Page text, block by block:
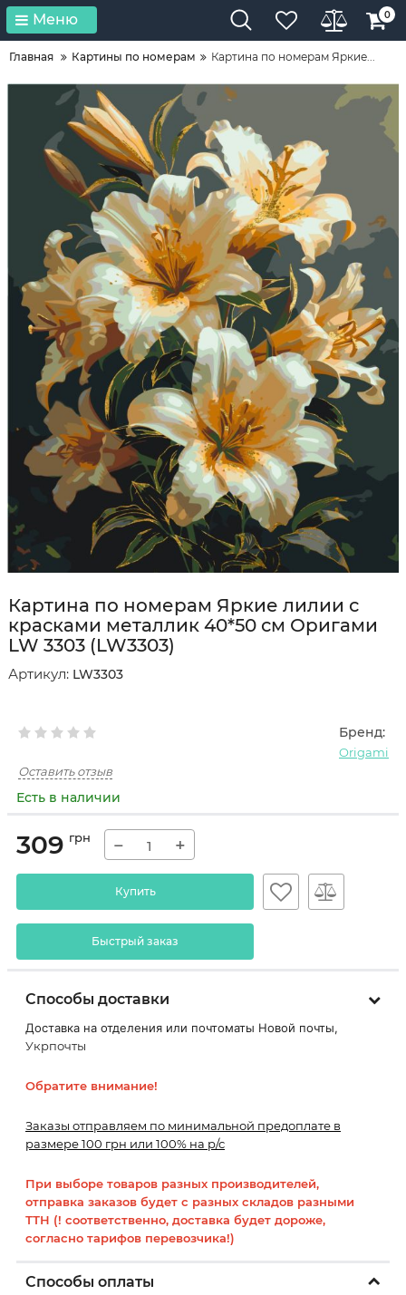
Меню 0
Главная Картины по номерам Картина по номерам Яркие...
Картина по номерам Яркие лилии с
красками металлик 40*50 см Оригами
LW 3303 (LW3303)
Артикул: LW3303
Бренд:
Origami
Оставить отзыв
Есть в наличии
309 грн − +
Купить
Быстрый заказ
Способы доставки
Доставка на отделения или почтоматы Новой почты,
Укрпочты
Обратите внимание!
Заказы отправляем по минимальной предоплате в
размере 100 грн или 100% на р/с
При выборе товаров разных производителей,
отправка заказов будет с разных складов разными
ТТН (! соответственно, доставка будет дороже,
согласно тарифов перевозчика!)
Способы оплаты